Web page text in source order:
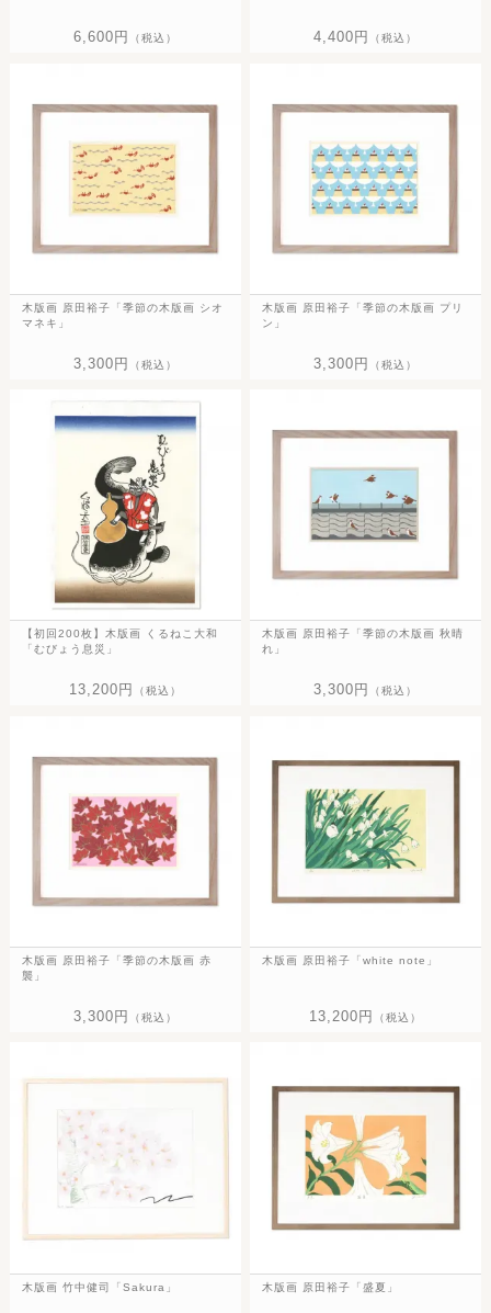
6,600円 （税込） 4,400円 （税込）
木版画 原田裕子「季節の木版画 シオ
マネキ」
3,300円 （税込）
木版画 原田裕子「季節の木版画 プリ
ン」
3,300円 （税込）
【初回200枚】木版画 くるねこ大和
「むびょう息災」
13,200円 （税込）
木版画 原田裕子「季節の木版画 秋晴
れ」
3,300円 （税込）
木版画 原田裕子「季節の木版画 赤
襲」
3,300円 （税込）
木版画 原田裕子「white note」
13,200円 （税込）
木版画 竹中健司「Sakura」 木版画 原田裕子「盛夏」